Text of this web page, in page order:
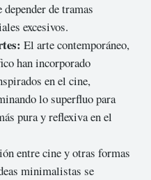
de tramas
excesivos.
El arte contemporáneo,
han incorporado
en el cine,
lo superfluo para
pura y reflexiva en el
entre cine y otras formas
minimalistas se